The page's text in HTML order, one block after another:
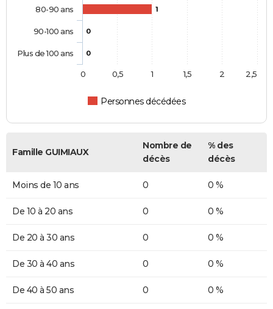
1
0
0
Personnes décédées
80-90 ans
90-100 ans
Plus de 100 ans
0 0,5 1 1,5 2 2,5
Famille GUIMIAUX
Nombre de
décès
% des
décès
Moins de 10 ans 0 0 %
De 10 à 20 ans 0 0 %
De 20 à 30 ans 0 0 %
De 30 à 40 ans 0 0 %
De 40 à 50 ans 0 0 %